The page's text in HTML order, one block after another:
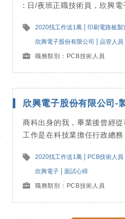
: 日/夜班正職技術員，欣興
2020找工作送1萬 印刷電路板製
欣興電子股份有限公司 品管人員
職務類別：PCB技術人員
商科出身的我，畢業後曾經
工作是在科技業擔任行政總
2020找工作送1萬 PCB技術人員
欣興電子 面試心得
職務類別：PCB技術人員